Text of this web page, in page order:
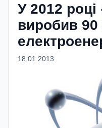
У 2012
виробив 90
18.01.2013